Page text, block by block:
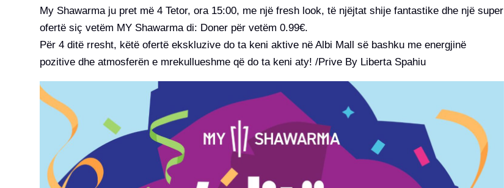
My Shawarma ju pret më 4 Tetor, ora 15:00, me një fresh look, të njëjtat shije fantastike dhe një super
ofertë siç vetëm MY Shawarma di: Doner për vetëm 0.99€.
Për 4 ditë rresht, këtë ofertë ekskluzive do ta keni aktive në Albi Mall së bashku me energjinë
pozitive dhe atmosferën e mrekullueshme që do ta keni aty! /Prive By Liberta Spahiu